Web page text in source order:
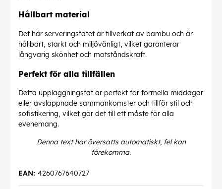
Hållbart material
Det här serveringsfatet är tillverkat av bambu och är
hållbart, starkt och miljövänligt, vilket garanterar
långvarig skönhet och motståndskraft.
Perfekt för alla tillfällen
Detta uppläggningsfat är perfekt för formella middagar
eller avslappnade sammankomster och tillför stil och
sofistikering, vilket gör det till ett måste för alla
evenemang.
Denna text har översatts automatiskt, fel kan
förekomma.
4260767640727
EAN: